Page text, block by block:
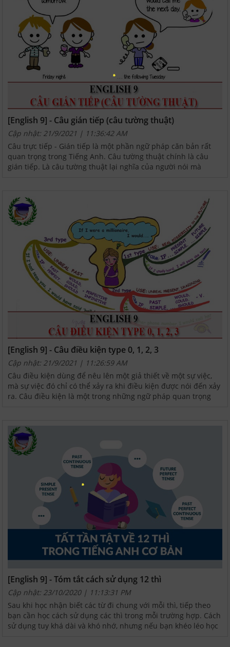
[English 9] - Câu gián tiếp (câu tường thuật)
Cập nhật: 21/9/2021 | 11:36:42 AM
Câu trực tiếp - Gián tiếp là một phần ngữ pháp căn bản rất
quan trọng trong Tiếng Anh. Câu tường thuật chính là câu
gián tiếp. Là câu tường thuật lại nghĩa của người nói mà
[English 9] - Câu điều kiện type 0, 1, 2, 3
Cập nhật: 21/9/2021 | 11:26:59 AM
Câu điều kiện dùng để nêu lên một giả thiết về một sự việc,
mà sự việc đó chỉ có thể xảy ra khi điều kiện được nói đến xảy
ra. Câu điều kiện là một trong những ngữ pháp quan trọng
[English 9] - Tóm tắt cách sử dụng 12 thì
Cập nhật: 23/10/2020 | 11:13:31 PM
Sau khi học nhận biết các từ đi chung với mỗi thì, tiếp theo
bạn cần học cách sử dụng các thì trong mỗi trường hợp. Cách
sử dụng tuy khá dài và khó nhớ, nhưng nếu bạn khéo léo học